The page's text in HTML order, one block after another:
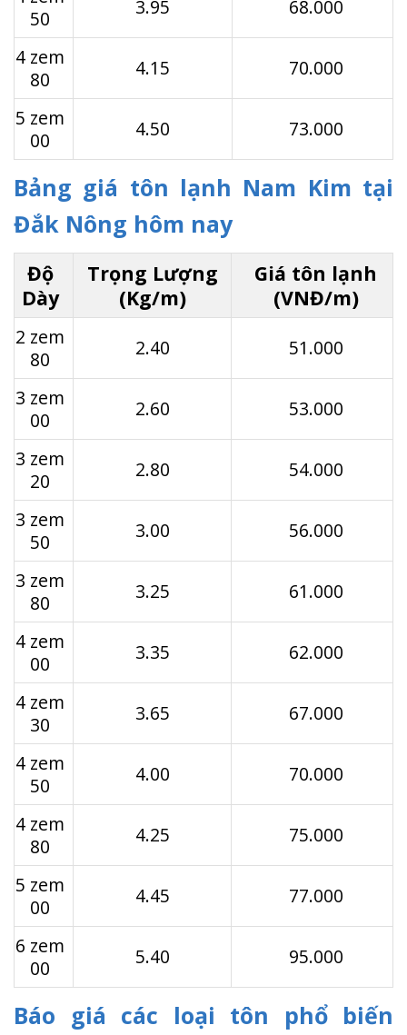
50
3.95 68.000
4 zem
80
4.15 70.000
5 zem
00
4.50 73.000
Bảng giá tôn lạnh Nam Kim tại
Đắk Nông hôm nay
Độ
Dày
Trọng Lượng
(Kg/m)
Giá tôn lạnh
(VNĐ/m)
2 zem
80
2.40 51.000
3 zem
00
2.60 53.000
3 zem
20
2.80 54.000
3 zem
50
3.00 56.000
3 zem
80
3.25 61.000
4 zem
00
3.35 62.000
4 zem
30
3.65 67.000
4 zem
50
4.00 70.000
4 zem
80
4.25 75.000
5 zem
00
4.45 77.000
6 zem
00
5.40 95.000
Báo giá các loại tôn phổ biến